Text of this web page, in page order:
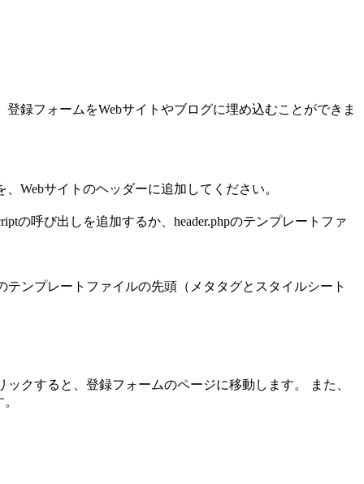
録フォームをWebサイトやブログに埋め込むことができま
Webサイトのヘッダーに追加してください。
の呼び出しを追加するか、header.phpのテンプレートファ
テンプレートファイルの先頭（メタタグとスタイルシート
クすると、登録フォームのページに移動します。 また、